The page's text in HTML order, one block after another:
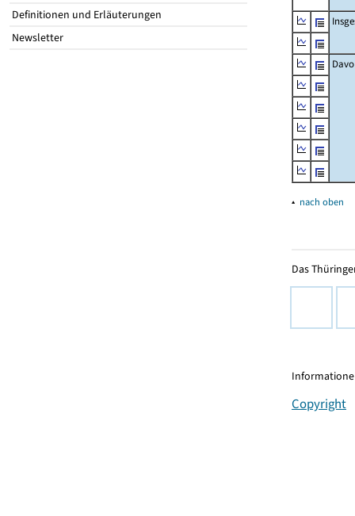
Definitionen und Erläuterungen
Newsletter
▴ nach oben
Das
Copyright